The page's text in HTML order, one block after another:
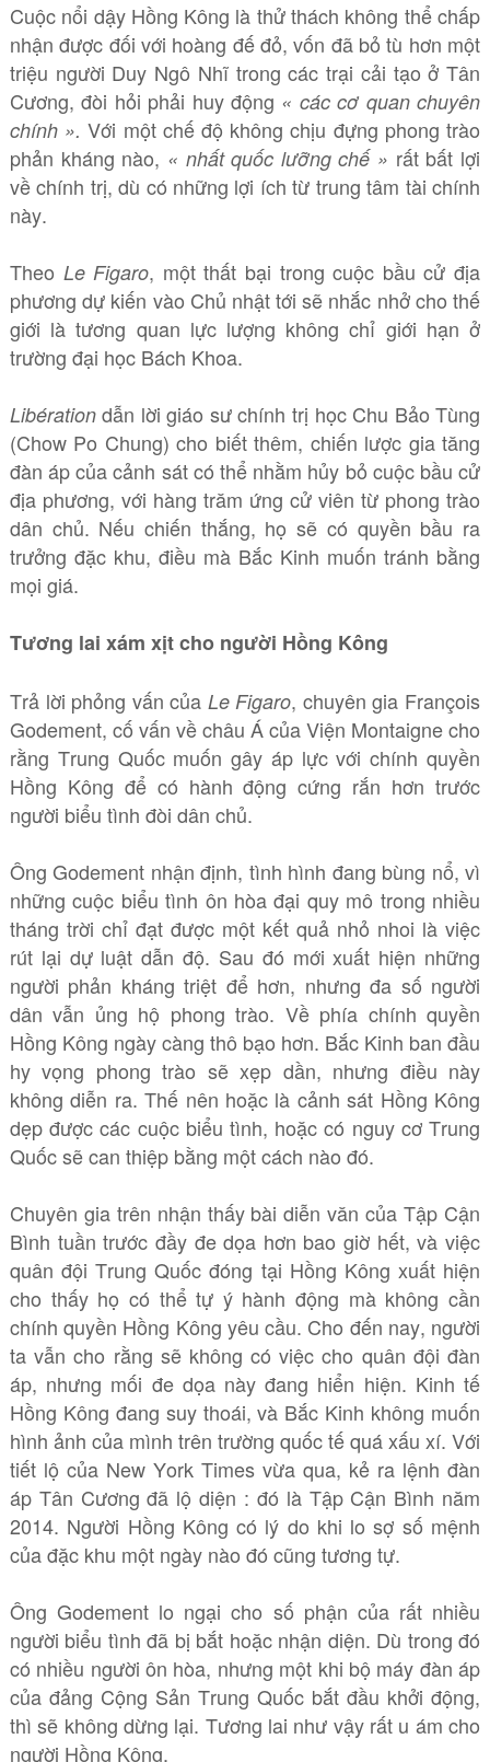
Cuộc nổi dậy Hồng Kông là thử thách không thể chấp
nhận được đối với hoàng đế đỏ, vốn đã bỏ tù hơn một
triệu người Duy Ngô Nhĩ trong các trại cải tạo ở Tân
Cương, đòi hỏi phải huy động « các cơ quan chuyên
chính ».Với một chế độ không chịu đựng phong trào
phản kháng nào, « nhất quốc lưỡng chế » rất bất lợi
về chính trị, dù có những lợi ích từ trung tâm tài chính
này.
Theo Le Figaro, một thất bại trong cuộc bầu cử địa
phương dự kiến vào Chủ nhật tới sẽ nhắc nhở cho thế
giới là tương quan lực lượng không chỉ giới hạn ở
trường đại học Bách Khoa.
Libérationdẫn lời giáo sư chính trị học Chu Bảo Tùng
(Chow Po Chung) cho biết thêm, chiến lược gia tăng
đàn áp của cảnh sát có thể nhằm hủy bỏ cuộc bầu cử
địa phương, với hàng trăm ứng cử viên từ phong trào
dân chủ. Nếu chiến thắng, họ sẽ có quyền bầu ra
trưởng đặc khu, điều mà Bắc Kinh muốn tránh bằng
mọi giá.
Tương lai xám xịt cho người Hồng Kông
Trả lời phỏng vấn của Le Figaro, chuyên gia François
Godement, cố vấn về châu Á của Viện Montaigne cho
rằng Trung Quốc muốn gây áp lực với chính quyền
Hồng Kông để có hành động cứng rắn hơn trước
người biểu tình đòi dân chủ.
Ông Godement nhận định, tình hình đang bùng nổ, vì
những cuộc biểu tình ôn hòa đại quy mô trong nhiều
tháng trời chỉ đạt được một kết quả nhỏ nhoi là việc
rút lại dự luật dẫn độ. Sau đó mới xuất hiện những
người phản kháng triệt để hơn, nhưng đa số người
dân vẫn ủng hộ phong trào. Về phía chính quyền
Hồng Kông ngày càng thô bạo hơn. Bắc Kinh ban đầu
hy vọng phong trào sẽ xẹp dần, nhưng điều này
không diễn ra. Thế nên hoặc là cảnh sát Hồng Kông
dẹp được các cuộc biểu tình, hoặc có nguy cơ Trung
Quốc sẽ can thiệp bằng một cách nào đó.
Chuyên gia trên nhận thấy bài diễn văn của Tập Cận
Bình tuần trước đầy đe dọa hơn bao giờ hết, và việc
quân đội Trung Quốc đóng tại Hồng Kông xuất hiện
cho thấy họ có thể tự ý hành động mà không cần
chính quyền Hồng Kông yêu cầu. Cho đến nay, người
ta vẫn cho rằng sẽ không có việc cho quân đội đàn
áp, nhưng mối đe dọa này đang hiển hiện. Kinh tế
Hồng Kông đang suy thoái, và Bắc Kinh không muốn
hình ảnh của mình trên trường quốc tế quá xấu xí. Với
tiết lộ của New York Times vừa qua, kẻ ra lệnh đàn
áp Tân Cương đã lộ diện : đó là Tập Cận Bình năm
2014. Người Hồng Kông có lý do khi lo sợ số mệnh
của đặc khu một ngày nào đó cũng tương tự.
Ông Godement lo ngại cho số phận của rất nhiều
người biểu tình đã bị bắt hoặc nhận diện. Dù trong đó
có nhiều người ôn hòa, nhưng một khi bộ máy đàn áp
của đảng Cộng Sản Trung Quốc bắt đầu khởi động,
thì sẽ không dừng lại. Tương lai như vậy rất u ám cho
người Hồng Kông.